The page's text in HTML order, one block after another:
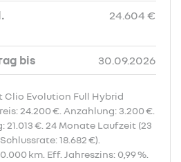
24.604 €
bis 30.09.2026
Clio Evolution Full Hybrid
24.200 €. Anzahlung: 3.200 €.
€. 24 Monate Laufzeit (23
18.682 €).
km. Eff. Jahreszins: 0,99 %.